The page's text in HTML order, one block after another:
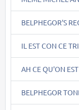
BELPHEGOR'S
IL EST CON CE
AH CE QU'ON
BELPHEGOR